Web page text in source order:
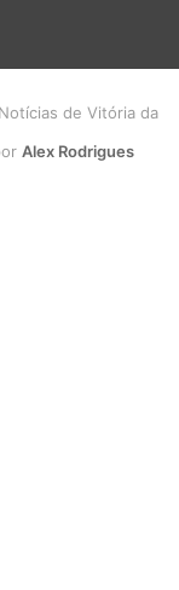
de Vitória da
Alex Rodrigues